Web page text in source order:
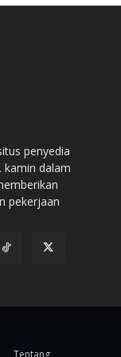
penyedia
kamin dalam
pekerjaan
Tentang